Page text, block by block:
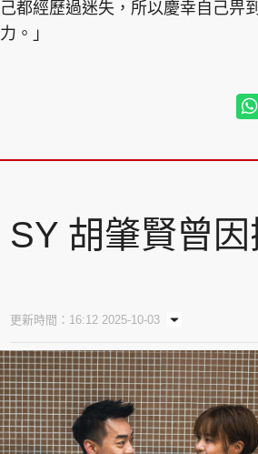
己都經歷過迷失，所以慶幸自己畀
力。」
SY 胡肇賢曾
更新時間：16:12 2025-10-03